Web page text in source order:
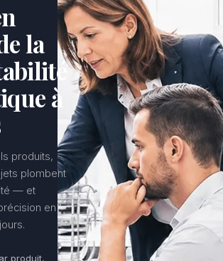
la
à
produits,
plombent
— et
en
produit,